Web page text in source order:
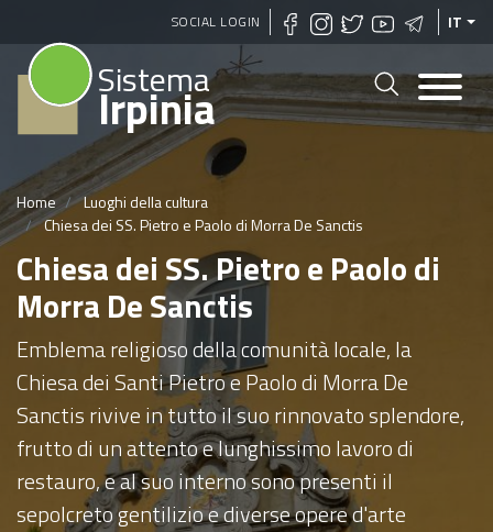
Salta
al
contenuto
principale
SOCIAL LOGIN IT
Sistema
Irpinia
Home
Luoghi della cultura
Chiesa dei SS. Pietro e Paolo di Morra De Sanctis
Chiesa dei SS. Pietro e Paolo di
Morra De Sanctis
Emblema religioso della comunità locale, la
Chiesa dei Santi Pietro e Paolo di Morra De
Sanctis rivive in tutto il suo rinnovato splendore,
frutto di un attento e lunghissimo lavoro di
restauro, e al suo interno sono presenti il
sepolcreto gentilizio e diverse opere d'arte